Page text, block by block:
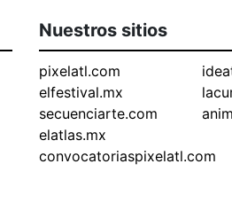
Nuestros sitios
pixelatl.com
elfestival.mx
secuenciarte.com
elatlas.mx
convocatoriaspixelatl.com